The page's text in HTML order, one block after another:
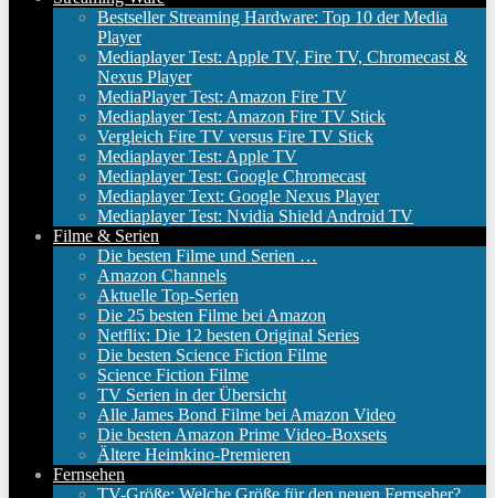
Bestseller Streaming Hardware: Top 10 der Media
Player
Mediaplayer Test: Apple TV, Fire TV, Chromecast &
Nexus Player
MediaPlayer Test: Amazon Fire TV
Mediaplayer Test: Amazon Fire TV Stick
Vergleich Fire TV versus Fire TV Stick
Mediaplayer Test: Apple TV
Mediaplayer Test: Google Chromecast
Mediaplayer Text: Google Nexus Player
Mediaplayer Test: Nvidia Shield Android TV
Filme & Serien
Die besten Filme und Serien …
Amazon Channels
Aktuelle Top-Serien
Die 25 besten Filme bei Amazon
Netflix: Die 12 besten Original Series
Die besten Science Fiction Filme
Science Fiction Filme
TV Serien in der Übersicht
Alle James Bond Filme bei Amazon Video
Die besten Amazon Prime Video-Boxsets
Ältere Heimkino-Premieren
Fernsehen
TV-Größe: Welche Größe für den neuen Fernseher?